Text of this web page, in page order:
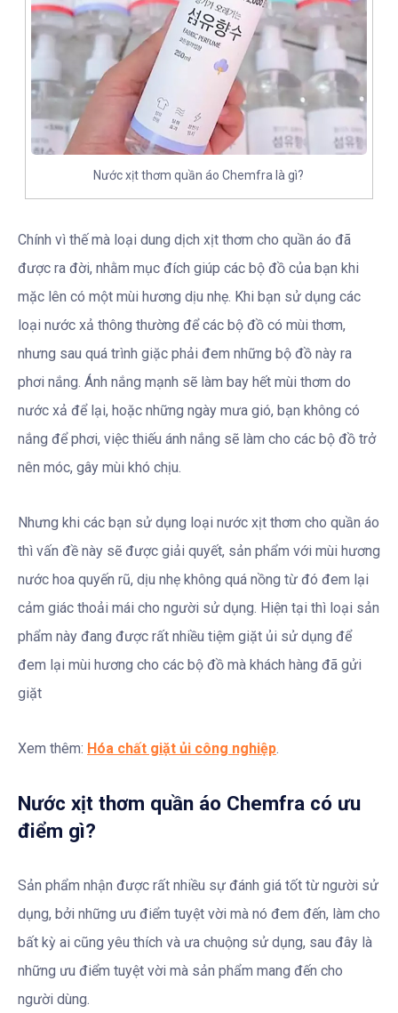
Nước xịt thơm quần áo Chemfra là gì?
Chính vì thế mà loại dung dịch xịt thơm cho quần áo đã
được ra đời, nhằm mục đích giúp các bộ đồ của bạn khi
mặc lên có một mùi hương dịu nhẹ. Khi bạn sử dụng các
loại nước xả thông thường để các bộ đồ có mùi thơm,
nhưng sau quá trình giặc phải đem những bộ đồ này ra
phơi nắng. Ánh nắng mạnh sẽ làm bay hết mùi thơm do
nước xả để lại, hoặc những ngày mưa gió, bạn không có
nắng để phơi, việc thiếu ánh nắng sẽ làm cho các bộ đồ trở
nên móc, gây mùi khó chịu.
Nhưng khi các bạn sử dụng loại nước xịt thơm cho quần áo
thì vấn đề này sẽ được giải quyết, sản phẩm với mùi hương
nước hoa quyến rũ, dịu nhẹ không quá nồng từ đó đem lại
cảm giác thoải mái cho người sử dụng. Hiện tại thì loại sản
phẩm này đang được rất nhiều tiệm giặt ủi sử dụng để
đem lại mùi hương cho các bộ đồ mà khách hàng đã gửi
giặt
Xem thêm: Hóa chất giặt ủi công nghiệp.
Nước xịt thơm quần áo Chemfra có ưu
điểm gì?
Sản phẩm nhận được rất nhiều sự đánh giá tốt từ người sử
dụng, bởi những ưu điểm tuyệt vời mà nó đem đến, làm cho
bất kỳ ai cũng yêu thích và ưa chuộng sử dụng, sau đây là
những ưu điểm tuyệt vời mà sản phẩm mang đến cho
người dùng.